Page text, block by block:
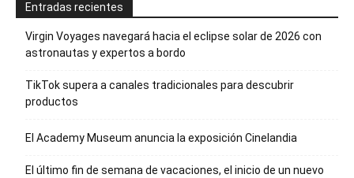
Entradas recientes
Virgin Voyages navegará hacia el eclipse solar de 2026 con
astronautas y expertos a bordo
TikTok supera a canales tradicionales para descubrir
productos
El Academy Museum anuncia la exposición Cinelandia
El último fin de semana de vacaciones, el inicio de un nuevo